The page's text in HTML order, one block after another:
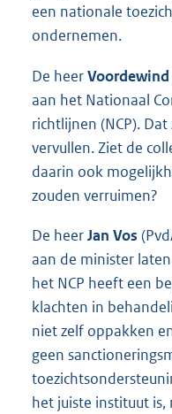
een nationale
ondernemen.
De heerVoordewind
aan het Nationaal
richtlijnen (NCP).
vervullen. Ziet de
daarin ook
zouden verruimen?
De heerJan Vos
aan de minister
het NCP heeft een
klachten in
niet zelf oppakken
geen
het juiste instituut